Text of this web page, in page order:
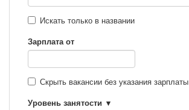
Искать только в названии
Зарплата от
Скрыть вакансии без указания зарплаты
Уровень занятости